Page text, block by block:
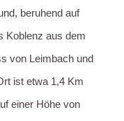
beruhend auf
Koblenz aus dem
von Leimbach und
ist etwa 1,4 Km
einer Höhe von